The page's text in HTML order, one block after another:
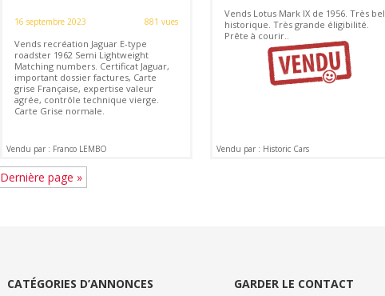
16 septembre 2023 881 vues
Vends recréation Jaguar E-type
roadster 1962 Semi Lightweight
Matching numbers. Certificat Jaguar,
important dossier factures, Carte
grise Française, expertise valeur
agrée, contrôle technique vierge.
Carte Grise normale.
Vendu par : Franco LEMBO
Vends Lotus Mark IX de 1956. Très bel
historique. Très grande éligibilité.
Prête à courir..
Vendu par : Historic Cars
Dernière page »
CATÉGORIES D’ANNONCES GARDER LE CONTACT